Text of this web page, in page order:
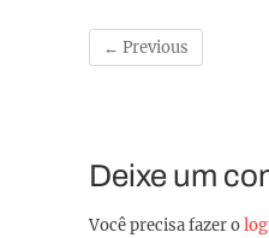
← Previous
Deixe um
Você precisa fazer o